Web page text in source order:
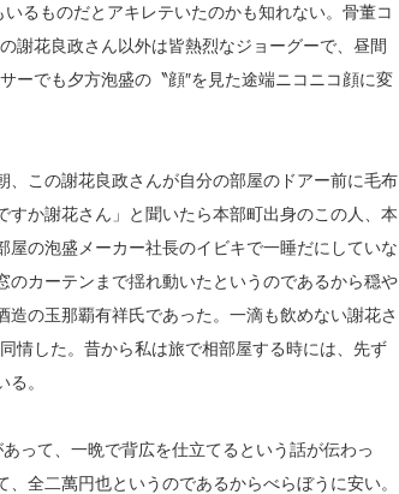
いるものだとアキレテいたのかも知れない。骨董コ
謝花良政さん以外は皆熱烈なジョーグーで、昼間
ーでも夕方泡盛の〝顔″を見た途端ニコニコ顔に変
この謝花良政さんが自分の部屋のドアー前に毛布
か謝花さん」と聞いたら本部町出身のこの人、本
の泡盛メーカー社長のイビキで一睡だにしていな
カーテンまで揺れ動いたというのであるから穏や
の玉那覇有祥氏であった。一滴も飲めない謝花さ
情した。昔から私は旅で相部屋する時には、先ず
。
って、一晩で背広を仕立てるという話が伝わっ
全二萬円也というのであるからべらぼうに安い。